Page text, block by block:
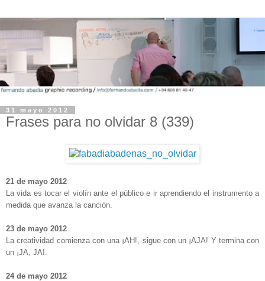
31 mayo 2012
Frases para no olvidar 8 (339)
21 de mayo 2012
La vida es tocar el violín ante el público e ir aprendiendo el instrumento a
medida que avanza la canción.
23 de mayo 2012
La creatividad comienza con una ¡AH!, sigue con un ¡AJA! Y termina con
un ¡JA, JA!.
24 de mayo 2012